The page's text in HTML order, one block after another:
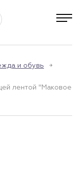
и обувь
лентой "Маковое